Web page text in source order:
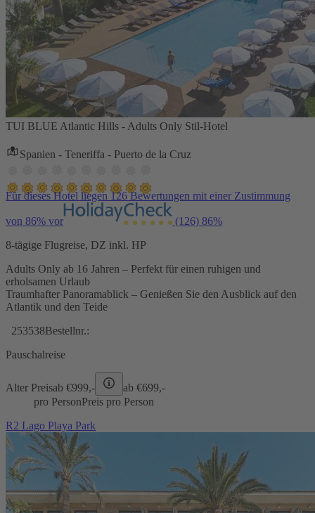
TUI BLUE Atlantic Hills - Adults Only Stil-Hotel
Spanien - Teneriffa - Puerto de la Cruz
Für dieses Hotel liegen 126 Bewertungen mit einer Zustimmung
von 86% vor (126) 86%
8-tägige Flugreise, DZ inkl. HP
Adults Only ab 16 Jahren – Perfekt für einen ruhigen und
erholsamen Urlaub
Traumhafter Panoramablick – Genießen Sie den Ausblick auf den
Atlantik und den Teide
253538Bestellnr.:
Pauschalreise
Alter Preisab €999,- ab €699,-
pro PersonPreis pro Person
R2 Lago Playa Park